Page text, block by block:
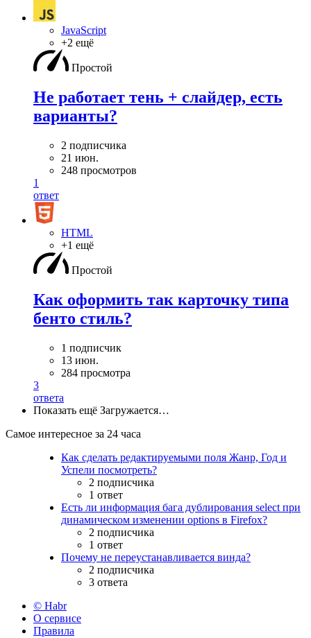
JavaScript
+2 ещё
Простой
Не работает тень + слайдер, есть
варианты?
2 подписчика
21 июн.
248 просмотров
1
ответ
HTML
+1 ещё
Простой
Как оформить так карточку типа
бенто стиль?
1 подписчик
13 июн.
284 просмотра
3
ответа
Показать ещё Загружается…
Самое интересное за 24 часа
Как сделать редактируемыми поля Жанр, Год и
Успели посмотреть?
2 подписчика
1 ответ
Есть ли информация бага дублирования select при
динамическом изменении options в Firefox?
2 подписчика
1 ответ
Почему не переустанавливается винда?
2 подписчика
3 ответа
© Habr
О сервисе
Правила